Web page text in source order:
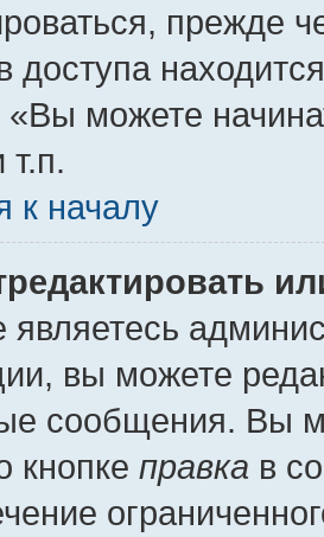
прежде
доступа
можете
т.п.
к началу
являетесь
вы можете
сообщения. Вы
кнопке правка в